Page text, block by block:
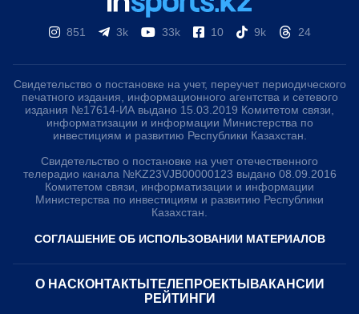
851 3k 33k 10 9k 24
Свидетельство о постановке на учет, переучет периодического
печатного издания, информационного агентства и сетевого
издания №17614-ИА выдано 15.03.2019 Комитетом связи,
информатизации и информации Министерства по
инвестициям и развитию Республики Казахстан.
Свидетельство о постановке на учет отечественного
телерадио канала №KZ23VJB00000123 выдано 08.09.2016
Комитетом связи, информатизации и информации
Министерства по инвестициям и развитию Республики
Казахстан.
СОГЛАШЕНИЕ ОБ ИСПОЛЬЗОВАНИИ МАТЕРИАЛОВ
О НАС КОНТАКТЫ ТЕЛЕПРОЕКТЫ ВАКАНСИИ
РЕЙТИНГИ